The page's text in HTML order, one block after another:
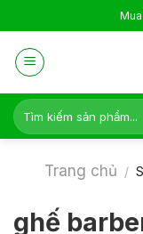
to
content
Tìm
kiếm:
Trang chủ /
ghế